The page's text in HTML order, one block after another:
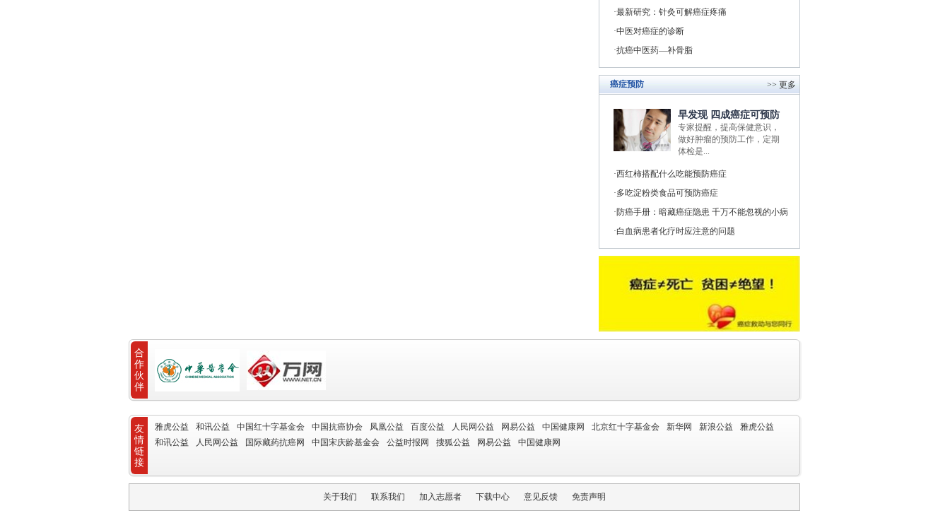
最新研究：针灸可解癌症疼痛
中医对癌症的诊断
抗癌中医药—补骨脂
癌症预防 >> 更多
早发现 四成癌症可预防
专家提醒，提高保健意识，
做好肿瘤的预防工作，定期
体检是...
西红柿搭配什么吃能预防癌症
多吃淀粉类食品可预防癌症
防癌手册：暗藏癌症隐患 千万不能忽视的小病
白血病患者化疗时应注意的问题
合
作
伙
伴
友
情
链
接
雅虎公益 和讯公益 中国红十字基金会 中国抗癌协会 凤凰公益 百度公益 人民网公益 网易公益 中国健康网 北京红十字基金会 新华网 新浪公益
雅虎公益
和讯公益
人民网公益 国际藏药抗癌网 中国宋庆龄基金会 公益时报网 搜狐公益 网易公益 中国健康网
关于我们 联系我们 加入志愿者 下载中心 意见反馈 免责声明